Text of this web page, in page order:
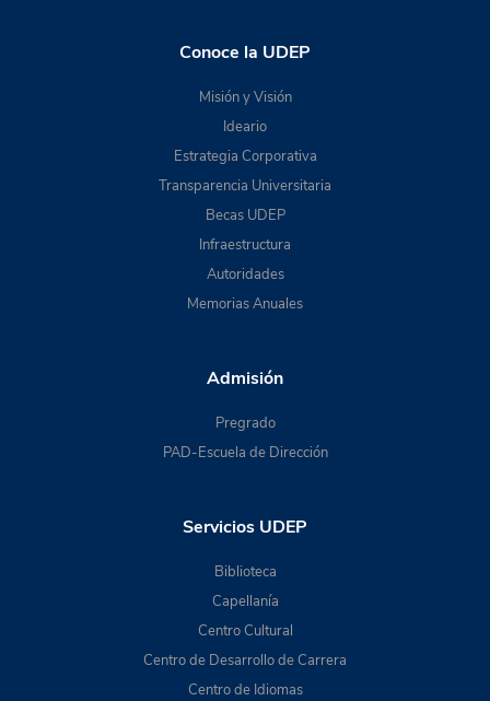
Conoce la UDEP
Misión y Visión
Ideario
Estrategia Corporativa
Transparencia Universitaria
Becas UDEP
Infraestructura
Autoridades
Memorias Anuales
Admisión
Pregrado
PAD-Escuela de Dirección
Servicios UDEP
Biblioteca
Capellanía
Centro Cultural
Centro de Desarrollo de Carrera
Centro de Idiomas